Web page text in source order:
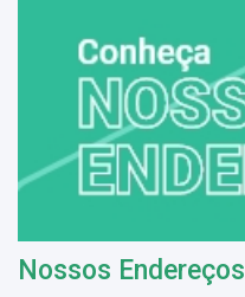
Nossos Endereços